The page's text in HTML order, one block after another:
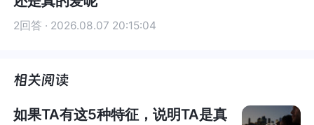
2回答 · 2026.08.07 20:15:04
如果TA有这5种特征，说明TA是真